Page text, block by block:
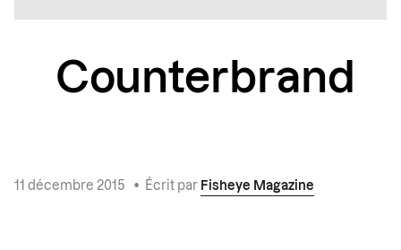
Counterbrand
11 décembre 2015 • Écrit par Fisheye Magazine